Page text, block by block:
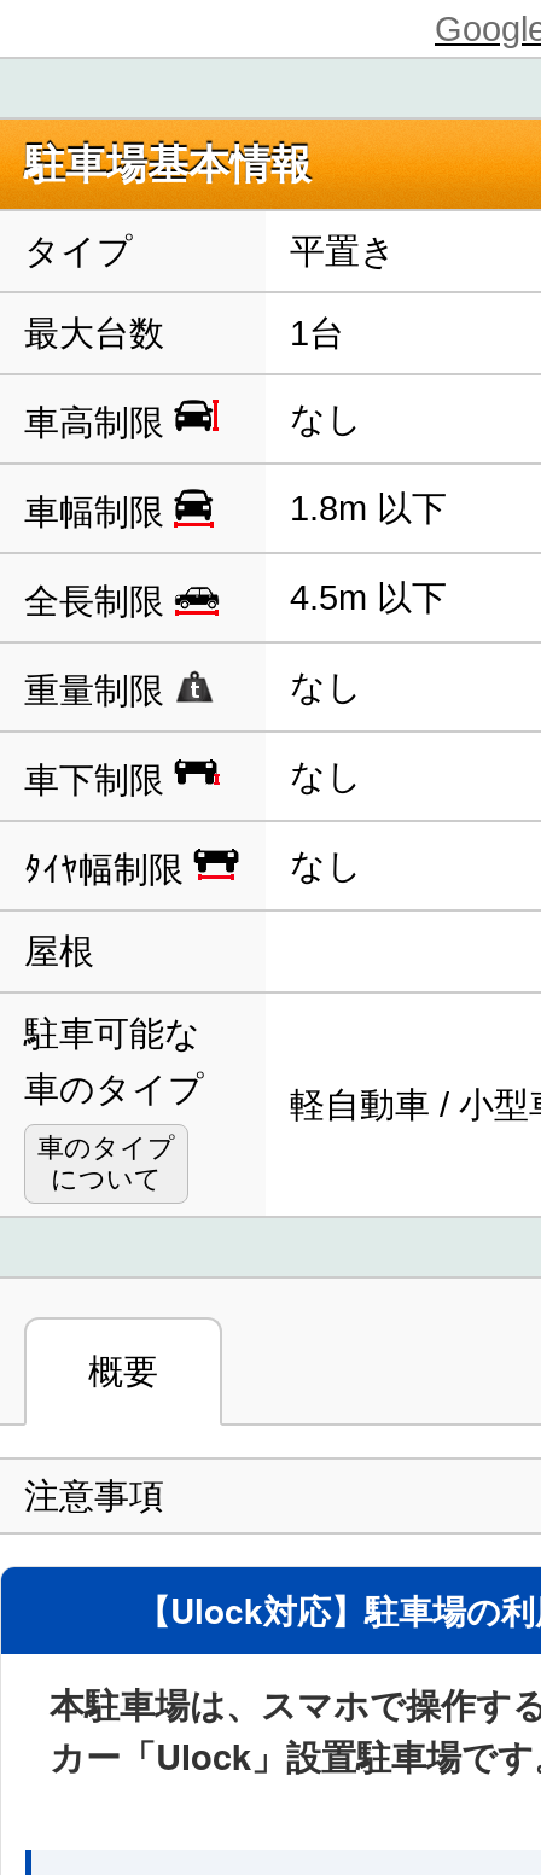
駐車場基本情報
タイプ 平置き
最大台数 1台
車高制限 なし
車幅制限 1.8m 以下
全長制限 4.5m 以下
重量制限 なし
車下制限 なし
ﾀｲﾔ幅制限 なし
屋根
駐車可能な
車のタイプ
車のタイプ
について
軽自動車 / 小型
概要
注意事項
【Ulock対応】駐車場の
本駐車場は、スマホで操作す
カー「Ulock」設置駐車場で